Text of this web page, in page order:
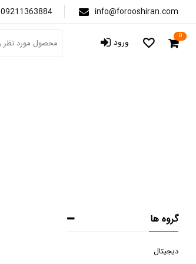
09211363884 info@forooshiran.com
ورود 0
گروه ها
دیجیتال